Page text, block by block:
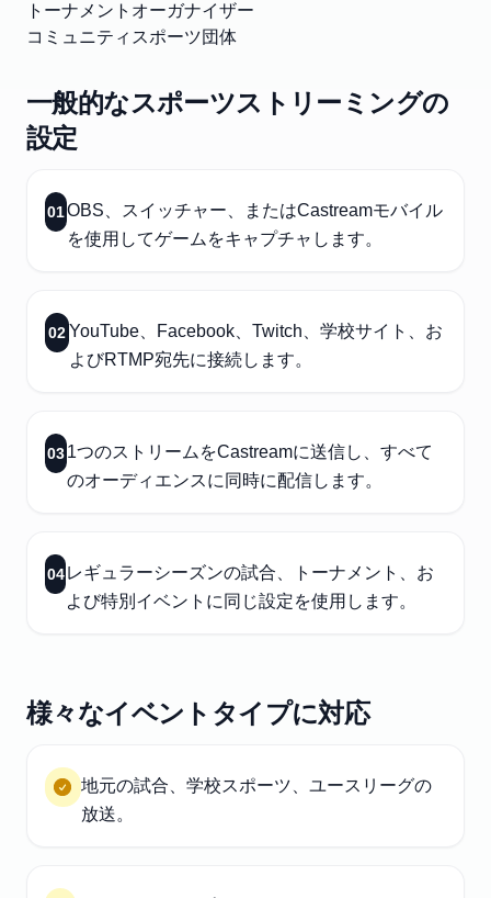
トーナメントオーガナイザー
コミュニティスポーツ団体
一般的なスポーツストリーミングの
設定
01OBS、スイッチャー、またはCastreamモバイル
を使用してゲームをキャプチャします。
02YouTube、Facebook、Twitch、学校サイト、お
よびRTMP宛先に接続します。
031つのストリームをCastreamに送信し、すべて
のオーディエンスに同時に配信します。
04 レギュラーシーズンの試合、トーナメント、お
よび特別イベントに同じ設定を使用します。
様々なイベントタイプに対応
地元の試合、学校スポーツ、ユースリーグの
放送。